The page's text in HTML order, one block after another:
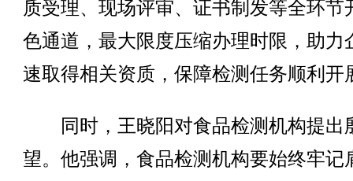
质受理、现场评审、证书制发等全环节
色通道，最大限度压缩办理时限，助力
速取得相关资质，保障检测任务顺利开
同时，王晓阳对食品检测机构提出
望。他强调，食品检测机构要始终牢记